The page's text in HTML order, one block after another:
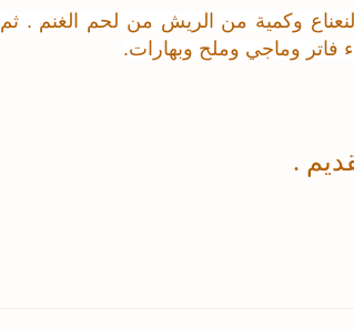
وكمية من الريش من لحم الغنم . ثم
وماجي وملح وبهارات.
.